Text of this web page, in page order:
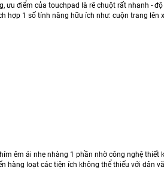
ưu điểm của touchpad là rê chuột rất nhanh -
hợp 1 số tính năng hữu ích như: cuộn trang
êm ái nhẹ nhàng 1 phần nhờ công nghệ
hàng loạt các tiện ích không thể thiếu với dân